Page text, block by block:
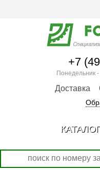
+7
Понедельник
Доставка